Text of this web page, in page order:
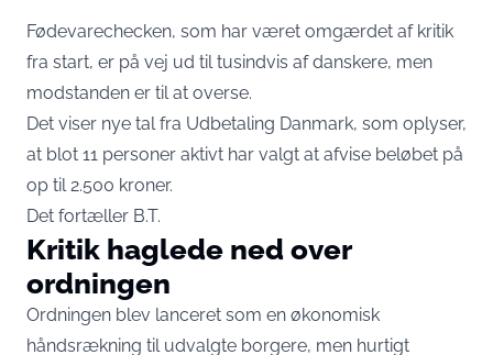
Fødevarechecken, som har været omgærdet af kritik
fra start, er på vej ud til tusindvis af danskere, men
modstanden er til at overse.
Det viser nye tal fra Udbetaling Danmark, som oplyser,
at blot 11 personer aktivt har valgt at afvise beløbet på
op til 2.500 kroner.
Det fortæller B.T.
Kritik haglede ned over
ordningen
Ordningen blev lanceret som en økonomisk
håndsrækning til udvalgte borgere, men hurtigt